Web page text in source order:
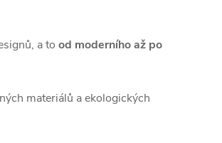
a to od moderního až po
materiálů a ekologických